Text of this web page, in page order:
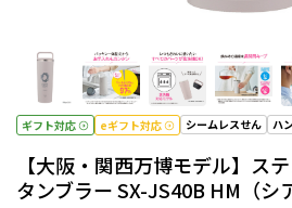
ギフト対応 eギフト対応 シームレスせん ハ
【大阪・関西万博モデル】ス
タンブラー SX-JS40B HM（シ